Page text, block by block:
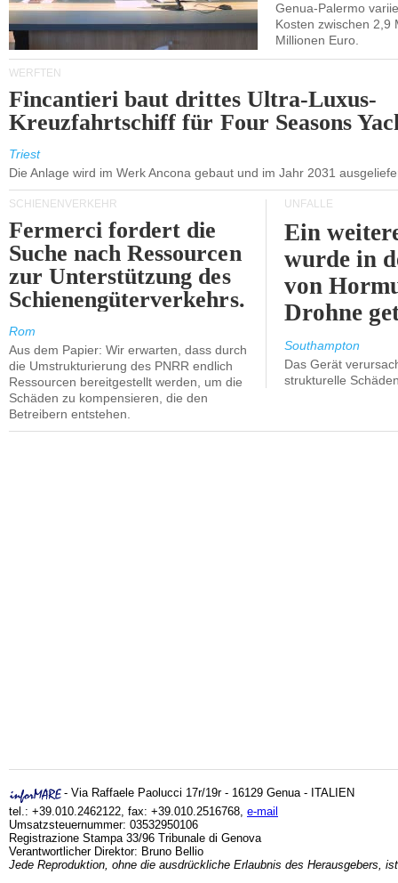
Genua-Palermo
Kosten zwischen 2,9
Millionen Euro.
WERFTEN
Fincantieri baut drittes Ultra-Luxus-
Kreuzfahrtschiff für Four Seasons
Triest
Die Anlage wird im Werk Ancona gebaut und im Jahr 2031
SCHIENENVERKEHR
Fermerci fordert die
Suche nach Ressourcen
zur Unterstützung des
Schienengüterverkehrs.
Rom
Aus dem Papier: Wir erwarten, dass durch
die Umstrukturierung des PNRR endlich
Ressourcen bereitgestellt werden, um die
Schäden zu kompensieren, die den
Betreibern entstehen.
UNFÄLLE
Ein
wurde in
von
Drohne
Southampton
Das Gerät
strukturelle
- Via Raffaele Paolucci 17r/19r - 16129 Genua - ITALIEN
tel.: +39.010.2462122, fax: +39.010.2516768, e-mail
Umsatzsteuernummer: 03532950106
Registrazione Stampa 33/96 Tribunale di Genova
Verantwortlicher Direktor: Bruno Bellio
Jede Reproduktion, ohne die ausdrückliche Erlaubnis des Herausgebers,